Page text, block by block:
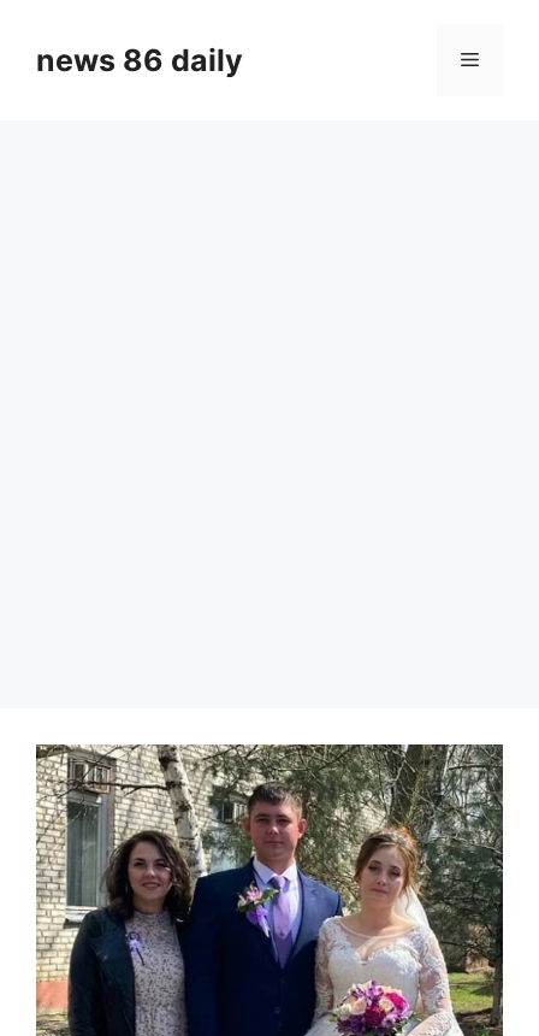
contentnews 86 daily Menu